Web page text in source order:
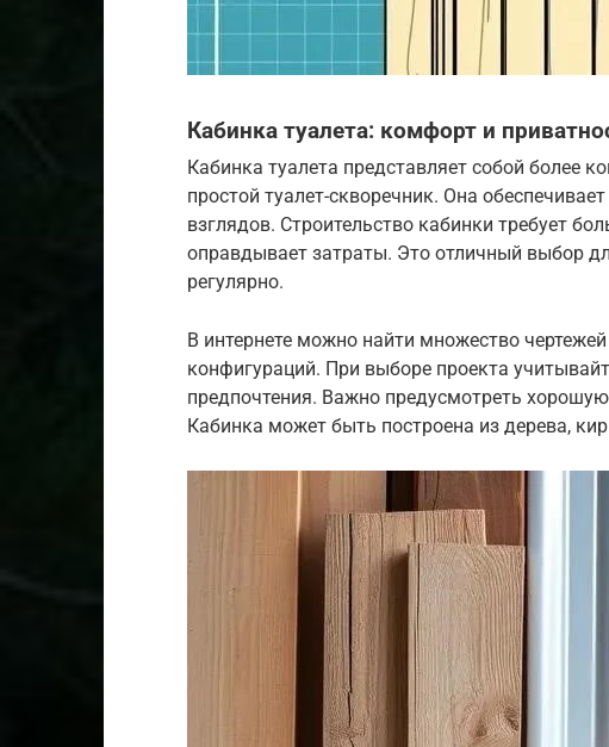
Кабинка туалета: комфорт и
Кабинка туалета представляет собой более
простой туалет-скворечник. Она
взглядов. Строительство кабинки требует
оправдывает затраты. Это отличный выбор
регулярно.
В интернете можно найти множество
конфигураций. При выборе проекта
предпочтения. Важно предусмотреть
Кабинка может быть построена из дерева,